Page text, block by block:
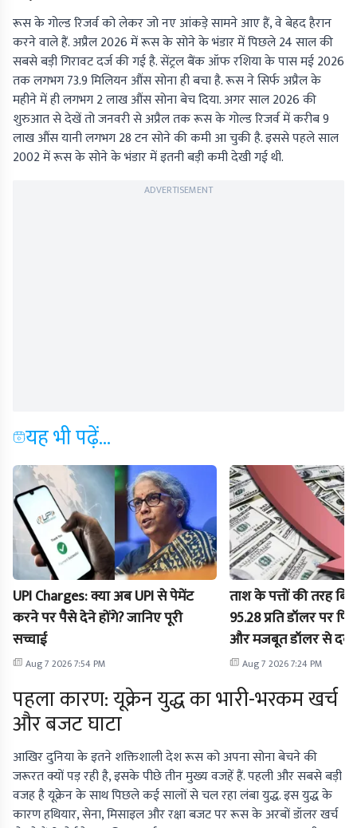
रूस के गोल्ड रिजर्व को लेकर जो नए आंकड़े सामने आए हैं, वे बेहद हैरान
करने वाले हैं. अप्रैल 2026 में रूस के सोने के भंडार में पिछले 24 साल की
सबसे बड़ी गिरावट दर्ज की गई है. सेंट्रल बैंक ऑफ रशिया के पास मई 2026
तक लगभग 73.9 मिलियन औंस सोना ही बचा है. रूस ने सिर्फ अप्रैल के
महीने में ही लगभग 2 लाख औंस सोना बेच दिया. अगर साल 2026 की
शुरुआत से देखें तो जनवरी से अप्रैल तक रूस के गोल्ड रिजर्व में करीब 9
लाख औंस यानी लगभग 28 टन सोने की कमी आ चुकी है. इससे पहले साल
2002 में रूस के सोने के भंडार में इतनी बड़ी कमी देखी गई थी.
ADVERTISEMENT
यह भी पढ़ें...
UPI Charges: क्या अब UPI से पेमेंट
करने पर पैसे देने होंगे? जानिए पूरी
सच्चाई
Aug 7 2026 7:54 PM
ताश के पत्तों की तरह
95.28 प्रति डॉलर पर
और मजबूत डॉलर से
Aug 7 2026 7:24 PM
पहला कारण: यूक्रेन युद्ध का भारी-भरकम खर्च
और बजट घाटा
आखिर दुनिया के इतने शक्तिशाली देश रूस को अपना सोना बेचने की
जरूरत क्यों पड़ रही है, इसके पीछे तीन मुख्य वजहें हैं. पहली और सबसे बड़ी
वजह है यूक्रेन के साथ पिछले कई सालों से चल रहा लंबा युद्ध. इस युद्ध के
कारण हथियार, सेना, मिसाइल और रक्षा बजट पर रूस के अरबों डॉलर खर्च